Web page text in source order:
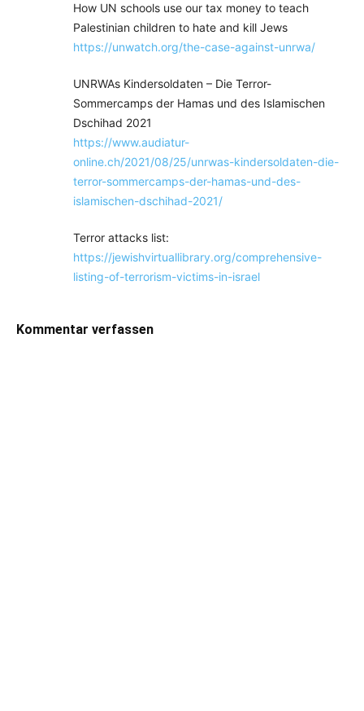
How UN schools use our tax money to teach
Palestinian children to hate and kill Jews
https://unwatch.org/the-case-against-unrwa/
UNRWAs Kindersoldaten – Die Terror-
Sommercamps der Hamas und des Islamischen
Dschihad 2021
https://www.audiatur-
online.ch/2021/08/25/unrwas-kindersoldaten-die-
terror-sommercamps-der-hamas-und-des-
islamischen-dschihad-2021/
Terror attacks list:
https://jewishvirtuallibrary.org/comprehensive-
listing-of-terrorism-victims-in-israel
Kommentar verfassen